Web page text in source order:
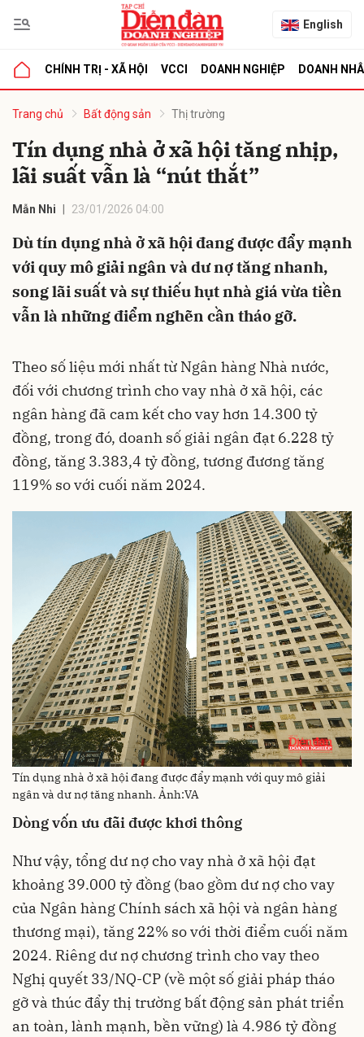
English
CHÍNH TRỊ - XÃ HỘI VCCI DOANH NGHIỆP DOANH
Trang chủ Bất động sản Thị trường
Tín dụng nhà ở xã hội tăng nhịp,
lãi suất vẫn là “nút thắt”
Mẫn Nhi 23/01/2026 04:00
Dù tín dụng nhà ở xã hội đang được đẩy mạnh
với quy mô giải ngân và dư nợ tăng nhanh,
song lãi suất và sự thiếu hụt nhà giá vừa tiền
vẫn là những điểm nghẽn cần tháo gỡ.
Theo số liệu mới nhất từ Ngân hàng Nhà nước,
đối với chương trình cho vay nhà ở xã hội, các
ngân hàng đã cam kết cho vay hơn 14.300 tỷ
đồng, trong đó, doanh số giải ngân đạt 6.228 tỷ
đồng, tăng 3.383,4 tỷ đồng, tương đương tăng
119% so với cuối năm 2024.
Tín dụng nhà ở xã hội đang được đẩy mạnh với quy mô giải
ngân và dư nợ tăng nhanh. Ảnh:VA
Dòng vốn ưu đãi được khơi thông
Như vậy, tổng dư nợ cho vay nhà ở xã hội đạt
khoảng 39.000 tỷ đồng (bao gồm dư nợ cho vay
của Ngân hàng Chính sách xã hội và ngân hàng
thương mại), tăng 22% so với thời điểm cuối năm
2024. Riêng dư nợ chương trình cho vay theo
Nghị quyết 33/NQ-CP (về một số giải pháp tháo
gỡ và thúc đẩy thị trường bất động sản phát triển
an toàn, lành mạnh, bền vững) là 4.986 tỷ đồng
luận
Hủy